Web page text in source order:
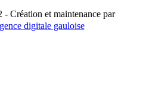
Création et maintenance par